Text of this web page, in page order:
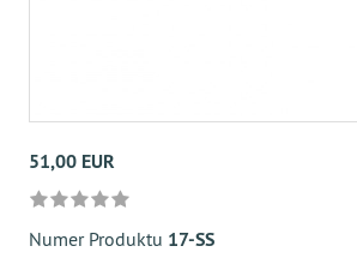
51,00 EUR
Numer Produktu 17-SS